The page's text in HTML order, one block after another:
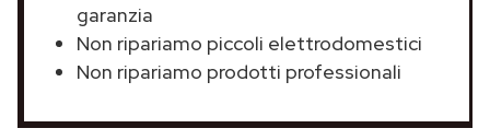
garanzia
Non ripariamo piccoli elettrodomestici
Non ripariamo prodotti professionali